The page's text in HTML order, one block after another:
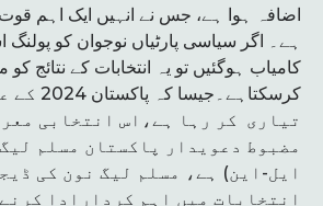
اضافہ ہوا ہے، جس نے انہیں ایک اہم قوت
ہے۔ اگر سیاسی پارٹیاں نوجوان کو پولنگ
کامیاب ہوگئیں تو یہ انتخابات کے نتائج
تیاری کر رہا ہے،اس انتخابی
مضبوط دعویدار پاکستان مسلم
ایل-این) ہے، مسلم لیگ نون کی
انتخابات میں اہم کردارادا